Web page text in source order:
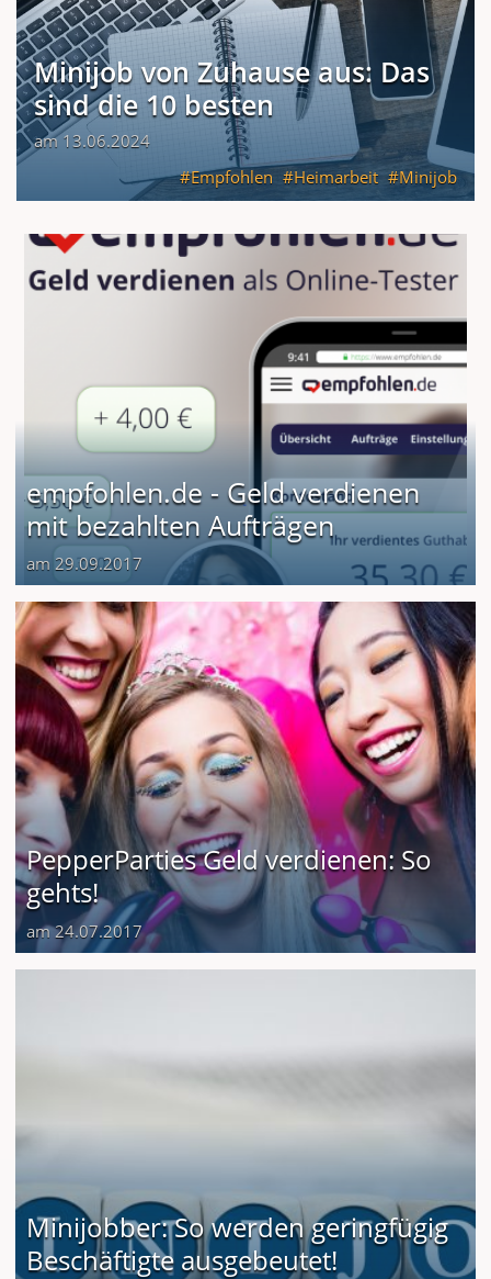
Minijob von Zuhause aus: Das
sind die 10 besten
am 13.06.2024
Empfohlen
Heimarbeit Minijob
empfohlen.de - Geld verdienen
mit bezahlten Aufträgen
am 29.09.2017
PepperParties Geld verdienen: So
gehts!
am 24.07.2017
Minijobber: So werden geringfügig
Beschäftigte ausgebeutet!